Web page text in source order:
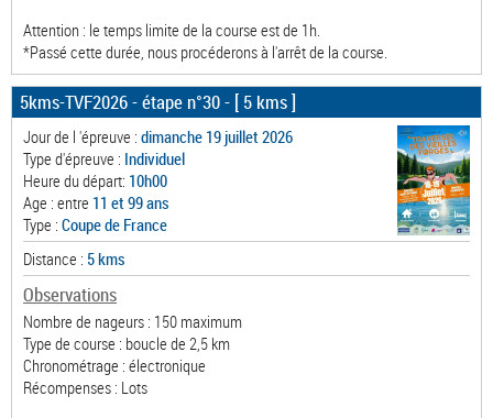
Attention : le temps limite de la course est de 1h.
*Passé cette durée, nous procéderons à l'arrêt de la course.
5kms-TVF2026 - étape n°30- [ 5 kms ]
Jour de l 'épreuve : dimanche 19 juillet 2026
Type d'épreuve : Individuel
Heure du départ: 10h00
Age : entre 11 et 99 ans
Type : Coupe de France
Distance : 5 kms
Observations
Nombre de nageurs : 150 maximum
Type de course : boucle de 2,5 km
Chronométrage : électronique
Récompenses : Lots